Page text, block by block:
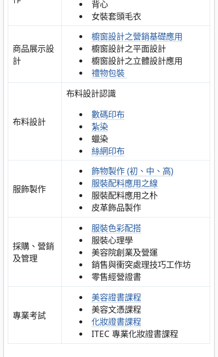
背心
女裝套頭毛衣
商品展示設
計
櫥窗設計之營銷基礎應用
櫥窗設計之平面設計
櫥窗設計之立體設計應用
禮物包裝
布料設計
布料設計認識
數碼印布
紮染
蠟染
絲網印布
服飾製作
飾物製作 (初、中、高)
服裝配料應用之線
服裝配料應用之朴
皮革飾品製作
採購、營銷
及管理
服裝色彩配搭
服裝心理學
美容院創業及營運
銷售與衝突處理技巧工作坊
零售經營證書
專業考試
美容證書課程
美容文憑課程
化妝證書課程
ITEC 專業化妝證書課程